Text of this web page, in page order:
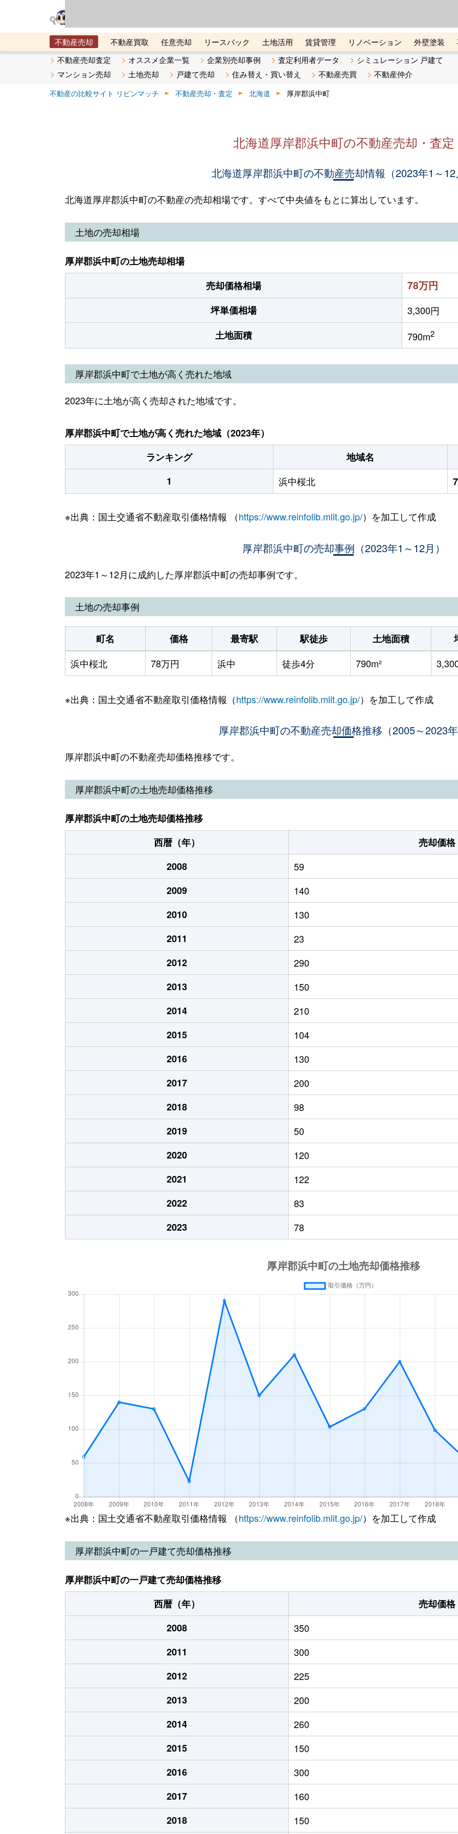
不動産売却 不動産買取 任意売却 リースバック 土地活用 賃貸管理 リノベーション 外壁塗装
メタ住宅展示場
ベスト不動産カンパニー オンライン講座 リビンマガジンBiz 不動産売却ご相談デスク
不動産売却査定 オススメ企業一覧 企業別売却事例 査定利用者データ
シミュレーション 戸建て
マンション売却
土地売却 戸建て売却 住み替え・買い替え 不動産売買 不動産仲介
不動産の比較サイト リビンマッチ 不動産売却・査定 北海道 厚岸郡浜中町
北海道厚岸郡浜中町の不動産売却・査定
北海道厚岸郡浜中町の不動産売却情報（2023年1～
北海道厚岸郡浜中町の不動産の売却相場です。すべて中央値をもとに算出しています。
土地の売却相場
厚岸郡浜中町の土地売却相場
売却価格相場
78万円
坪単価相場
3,300円
土地面積
790m2
厚岸郡浜中町で土地が高く売れた地域
2023年に土地が高く売却された地域です。
厚岸郡浜中町で土地が高く売れた地域（2023年）
ランキング
地域名
1
浜中桜北
※出典：国土交通省不動産取引価格情報 （https://www.reinfolib.mlit.go.jp/）を加工して作成
厚岸郡浜中町の売却事例（2023年1～12月）
2023年1～12月に成約した厚岸郡浜中町の売却事例です。
土地の売却事例
町名 価格 最寄駅 駅徒歩 土地面積
浜中桜北
78万円 浜中 徒歩4分 790m²
※出典：国土交通省不動産取引価格情報（https://www.reinfolib.mlit.go.jp/）を加工して作成
厚岸郡浜中町の不動産売却価格推移（2005～2023
厚岸郡浜中町の不動産売却価格推移です。
厚岸郡浜中町の土地売却価格推移
厚岸郡浜中町の土地売却価格推移
西暦（年）
売却価
2008
59
2009
140
2010
130
2011
23
2012
290
2013
150
2014
210
2015
104
2016
130
2017
200
2018
98
2019
50
2020
120
2021
122
2022
83
2023
78
※出典：国土交通省不動産取引価格情報 （https://www.reinfolib.mlit.go.jp/）を加工して作成
厚岸郡浜中町の一戸建て売却価格推移
厚岸郡浜中町の一戸建て売却価格推移
西暦（年）
売却価
2008
350
2011
300
2012
225
2013
200
2014
260
2015
150
2016
300
2017
160
2018
150